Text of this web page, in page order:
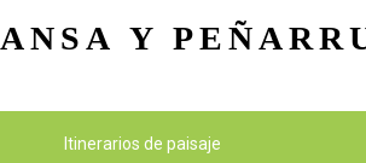
ANSA Y
Itinerarios de paisaje